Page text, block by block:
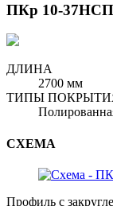
ПКр 10-37НСП
ДЛИНА
2700 мм
ТИПЫ
СХЕМА
Профиль с